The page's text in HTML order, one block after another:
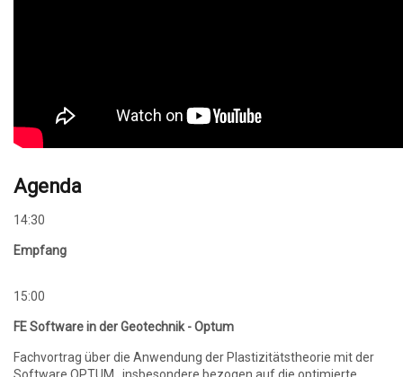
Agenda
14:30
Empfang
15:00
FE Software in der Geotechnik - Optum
Fachvortrag über die Anwendung der Plastizitätstheorie mit der